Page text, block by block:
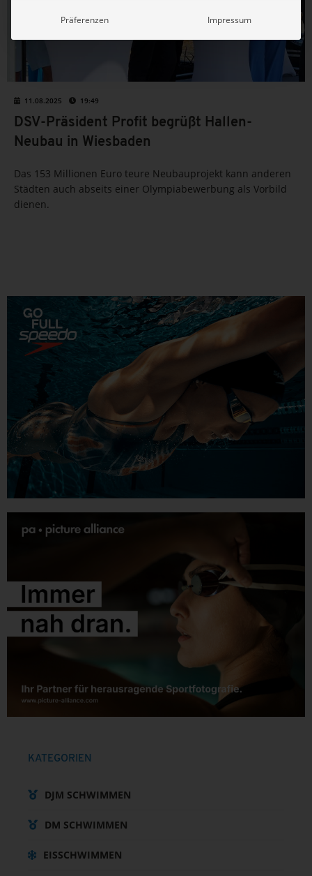
11.08.2025 19:49
DSV-Präsident Profit begrüßt Hallen-
Neubau in Wiesbaden
Das 153 Millionen Euro teure Neubauprojekt kann anderen
Städten auch abseits einer Olympiabewerbung als Vorbild
dienen.
KATEGORIEN
DJM SCHWIMMEN
DM SCHWIMMEN
EISSCHWIMMEN
Präferenzen Impressum